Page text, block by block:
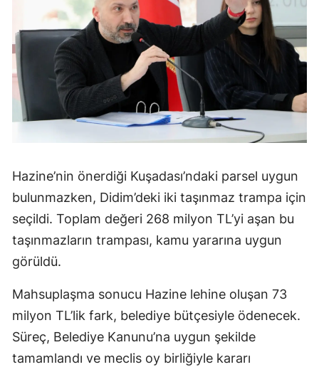
Hazine’nin önerdiği Kuşadası’ndaki parsel uygun
bulunmazken, Didim’deki iki taşınmaz trampa için
seçildi. Toplam değeri 268 milyon TL’yi aşan bu
taşınmazların trampası, kamu yararına uygun
görüldü.
Mahsuplaşma sonucu Hazine lehine oluşan 73
milyon TL’lik fark, belediye bütçesiyle ödenecek.
Süreç, Belediye Kanunu’na uygun şekilde
tamamlandı ve meclis oy birliğiyle kararı